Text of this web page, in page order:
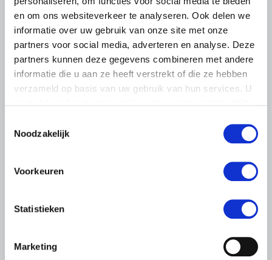
en om ons websiteverkeer te analyseren. Ook delen we
informatie over uw gebruik van onze site met onze
partners voor social media, adverteren en analyse. Deze
partners kunnen deze gegevens combineren met andere
informatie die u aan ze heeft verstrekt of die ze hebben
verzameld op basis van uw gebruik van hun services. U
Noodzakelijk
Voorkeuren
Statistieken
Marketing
6 AUGUSTUS 2026
bezoekt melkveehouderij in
Súdwest-Fryslân
Maarten Goudzwaard (JA21) en beleidsmedewerker